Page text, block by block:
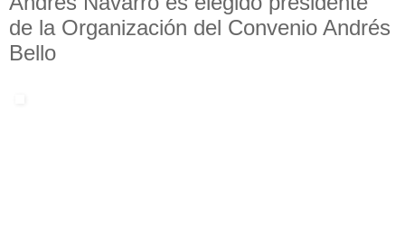
de la Organización del Convenio Andrés
Bello